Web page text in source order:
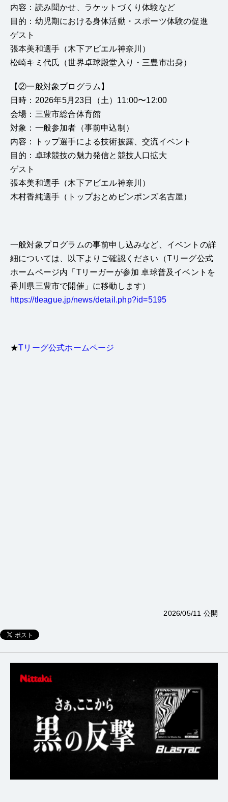
内容：読み聞かせ、ラケットづくり体験など
目的：幼児期における身体活動・スポーツ体験の促進
ゲスト
張本美和選手（木下アビエル神奈川）
松崎キミ代氏（世界卓球殿堂入り・三豊市出身）
【②一般対象プログラム】
日時：2026年5月23日（土）11:00〜12:00
会場：三豊市総合体育館
対象：一般参加者（事前申込制）
内容：トップ選手による技術披露、交流イベント
目的：卓球競技の魅力発信と競技人口拡大
ゲスト
張本美和選手（木下アビエル神奈川）
木村香純選手（トップおとめピンポンズ名古屋）
一般対象プログラムの事前申し込みなど、イベントの詳
細については、以下よりご確認ください（Tリーグ公式
ホームページ内「Tリーガーが参加 卓球普及イベントを
香川県三豊市で開催」に移動します）
https://tleague.jp/news/detail.php?id=5195
★Tリーグ公式ホームページ
2026/05/11 公開